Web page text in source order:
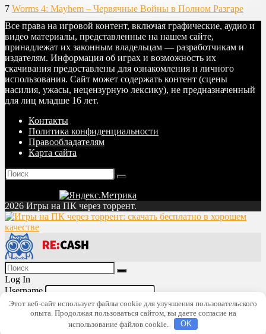
7 Worms 4: Mayhem – Червячные Войны в Полном Разгаре
Все права на игровой контент, включая графические, аудио и
видео материалы, представленные на нашем сайте,
принадлежат их законным владельцам — разработчикам и
издателям. Информация об играх и возможность их
скачивания предоставлены для ознакомления и личного
использования. Сайт может содержать контент (сцены
насилия, ужасы, нецензурную лексику), не предназначенный
для лиц младше 16 лет.
Контакты
Политика конфиденциальности
Правообладателям
Карта сайта
2026 Игры на ПК через торрент.
Log In
Username
Password
Lost Password?
Remember me
Этот веб-сайт использует файлы cookie для улучшения пользовательского
опыта. Продолжая пользоваться сайтом, вы даете согласие на
использование файлов cookie.
OK